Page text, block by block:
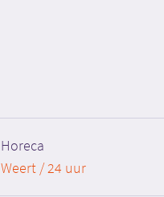
Horeca
Weert / 24 uur